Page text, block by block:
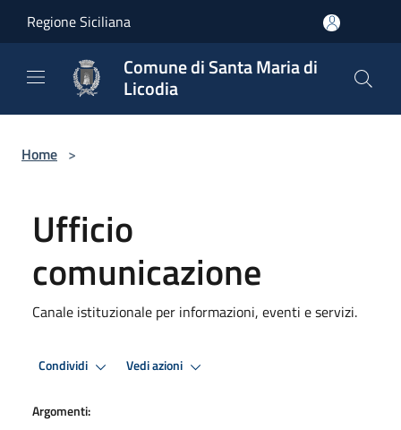
Regione Siciliana
Comune di Santa Maria di
Licodia
Home >
Ufficio
comunicazione
Canale istituzionale per informazioni, eventi e servizi.
Condividi Vedi azioni
Argomenti: